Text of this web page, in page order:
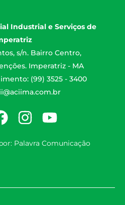
Industrial e Serviços de
s/n. Bairro Centro,
Imperatriz - MA
(99) 3525 - 3400
Palavra Comunicação